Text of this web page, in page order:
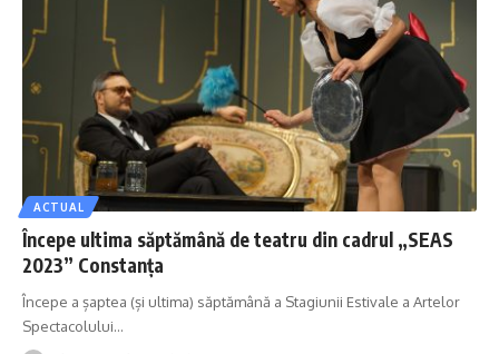
ACTUAL
Începe ultima săptămână de teatru din cadrul „SEAS
2023” Constanța
Începe a șaptea (și ultima) săptămână a Stagiunii Estivale a Artelor
Spectacolului…